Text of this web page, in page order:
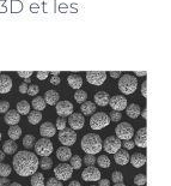
et les